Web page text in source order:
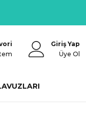
Giriş Yap
Üye Ol